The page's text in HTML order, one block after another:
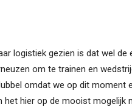
logistiek gezien is dat wel
om te trainen en
omdat we op dit moment
het hier op de mooist